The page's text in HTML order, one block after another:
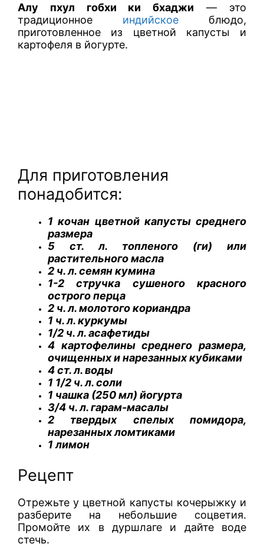
Алу пхул гобхи ки бхаджи — это
традиционное индийское блюдо,
приготовленное из цветной капусты и
картофеля в йогурте.
Для приготовления
понадобится:
1 кочан цветной капусты среднего
размера
5 ст. л. топленого (ги) или
растительного масла
2 ч. л. семян кумина
1-2 стручка сушеного красного
острого перца
2 ч. л. молотого кориандра
1 ч. л. куркумы
1/2 ч. л. асафетиды
4 картофелины среднего размера,
очищенных и нарезанных кубиками
4 ст. л. воды
1 1/2 ч. л. соли
1 чашка (250 мл) йогурта
3/4 ч. л. гарам-масалы
2 твердых спелых помидора,
нарезанных ломтиками
1 лимон
Рецепт
Отрежьте у цветной капусты кочерыжку и
разберите на небольшие соцветия.
Промойте их в дуршлаге и дайте воде
стечь.